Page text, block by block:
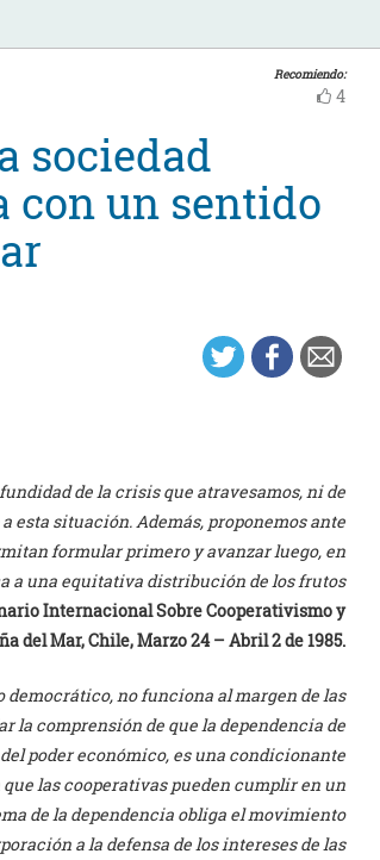
Recomiendo:
4
sociedad
con un sentido
de la crisis que atravesamos, ni de
esta situación. Además, proponemos ante
formular primero y avanzar luego, en
a una equitativa distribución de los frutos
Internacional Sobre Cooperativismo y
del Mar, Chile, Marzo 24 – Abril 2 de 1985.
democrático, no funciona al margen de las
la comprensión de que la dependencia de
poder económico, es una condicionante
las cooperativas pueden cumplir en un
de la dependencia obliga el movimiento
a la defensa de los intereses de las